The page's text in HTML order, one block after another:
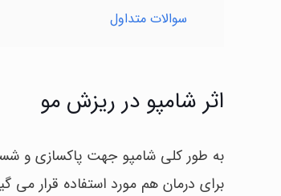
سوالات متداول
اثر شامپو در ریزش مو
به طور کلی شامپو جهت پاکسازی و
برای درمان هم مورد استفاده قرار می